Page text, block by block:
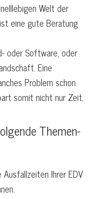
Welt der
eine gute Beratung
oder Software, oder
Eine
Problem schon
somit nicht nur Zeit,
Themen-
Ausfallzeiten Ihrer EDV